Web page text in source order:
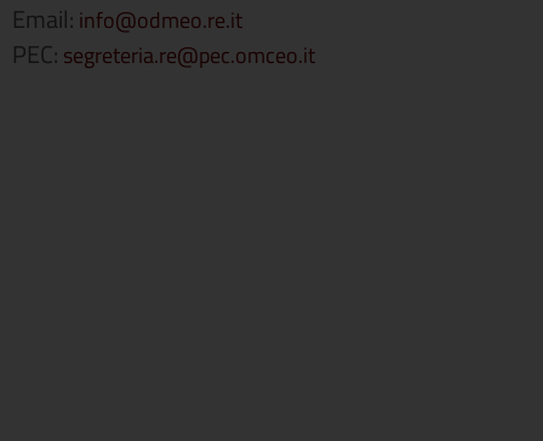
Email: info@odmeo.re.it
PEC: segreteria.re@pec.omceo.it